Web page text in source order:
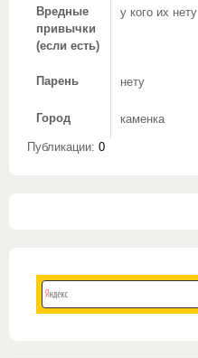
Вредные
привычки
(если есть)
у кого их нету
Парень нету
Город каменка
Публикации: 0